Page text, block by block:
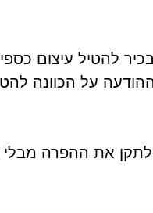
להטיל עיצום
לפני המפקח תוך 30 יום ממועד מסירת ההודעה על
את ההפרה מבלי